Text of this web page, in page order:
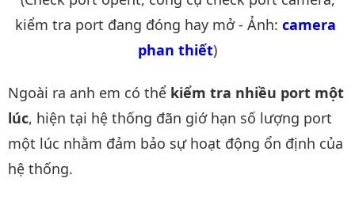
kiểm tra port đang đóng hay mở - Ảnh: camera
phan thiết)
Ngoài ra anh em có thể kiểm tra nhiều port một
lúc, hiện tại hệ thống đãn giớ hạn số lượng port
một lúc nhằm đảm bảo sự hoạt động ổn định của
hệ thống.